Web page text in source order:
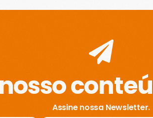
Assine nossa Newsletter.